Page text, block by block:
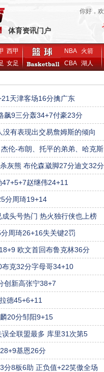
体育资讯门户
你好，
西甲
女足
NBA
火箭
CBA湖人
天津客场16分擒广东
飙9三分轰34+7付豪23分
有表现出交易詹姆斯的倾向
伦-布朗、托平的弟弟、哈克斯
灰熊 布伦森崴脚27分迪文32分
赵继伟24+11
分周琦19+14
头号热门 热火独行侠也上榜
周琦26+16失关键2罚
欧文首回布鲁克林36分
克32分字母哥34+10
创新高张宁38+7
德45+6+11
20分邹阳9+15
全联盟最多 库里31次第5
基恩26分
分8板6助 正负值+22笑傲全场